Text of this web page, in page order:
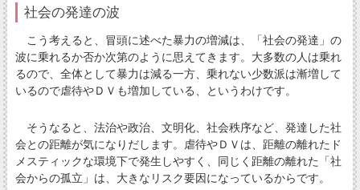
社会の発達の波
こう考えると、冒頭に述べた暴力の増減は、「社会の発達」の
波に乗れるか否か次第のように思えてきます。大多数の人は乗れ
るので、全体として暴力は減る一方、乗れない少数派は漸増して
いるので虐待やＤＶも増加している、というわけです。
そうなると、法治や政治、文明化、社会秩序など、発達した社
会との距離が気になりだします。虐待やＤＶは、距離の離れたド
メスティックな環境下で発生しやすく、同じく距離の離れた「社
会からの孤立」は、大きなリスク要因になっているからです。